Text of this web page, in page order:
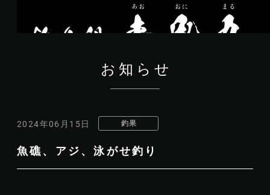
お知らせ
2024年06月15日 釣果
魚礁、アジ、泳がせ釣り